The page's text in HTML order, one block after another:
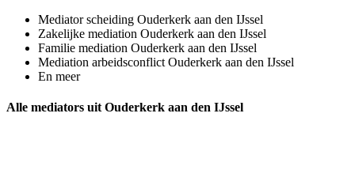
Mediator scheiding Ouderkerk aan den IJssel
Zakelijke mediation Ouderkerk aan den IJssel
Familie mediation Ouderkerk aan den IJssel
Mediation arbeidsconflict Ouderkerk aan den IJssel
En meer
Alle mediators uit Ouderkerk aan den IJssel